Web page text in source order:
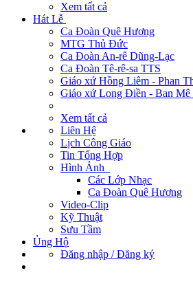
Xem tất cả
Hát Lễ
Ca Đoàn Quê Hương
MTG Thủ Đức
Ca Đoàn An-rê Dũng-Lạc
Ca Đoàn Tê-rê-sa TTS
Giáo xứ Hồng Liêm - Phan
Giáo xứ Long Điền - Ban Mê
Xem tất cả
Liên Hệ
Lịch Công Giáo
Tin Tổng Hợp
Hình Ảnh
Các Lớp Nhạc
Ca Đoàn Quê Hương
Video-Clip
Kỹ Thuật
Sưu Tầm
Ủng Hộ
Đăng nhập / Đăng ký